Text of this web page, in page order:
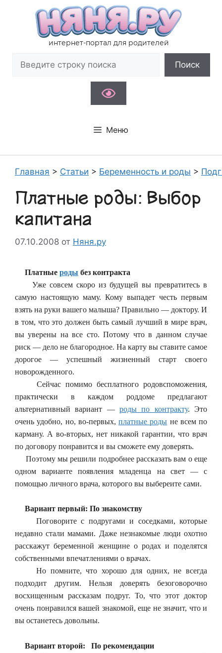
содержимому
интернет-портал для родителей
Поиск
Меню
Главная > Статьи > Беременность и роды >
Платные роды: Выбор
капитана
07.10.2008 от Няня.ру
Платные роды без контракта
Уже совсем скоро из будущей вы превратитесь в
самую настоящую маму. Кому выпадет честь первым
взять на руки вашего малыша? Правильно — доктору. И
в том, что это должен быть самый лучший в мире врач,
вы уверены на все сто. Потому что в данном случае
риск — дело не благородное. На карту вы ставите самое
дорогое — успешный жизненный старт своего
новорожденного.
Сейчас помимо бесплатного родовспоможения,
практически в каждом роддоме предлагают
альтернативный вариант — роды по контракту. Это
очень удобно, но, во-первых, платные роды не всем по
карману. А во-вторых, нет никакой гарантии, что врач
по договору понравится и вы сможете ему доверять.
Поэтому мы решили подробнее рассказать вам о еще
одном варианте появления младенца на свет — с
помощью личного врача, которого вы выбереите сами.
Вариант первый: По знакомству
Поговорите с подругами и соседками, которые
недавно стали мамами. Даже незнакомые люди охотно
расскажут беременной женщине о родах и поделятся
собственными впечатлениями о врачах.
Но помните, что хорошо для одних, не всегда
подходит другим. Нельзя доверять безоговорочно
восхищенным рассказам подруг. То, что этот доктор
очень понравился вашей знакомой, еще не значит, что и
вы останетесь довольны.
Вариант второй: По рекомендации